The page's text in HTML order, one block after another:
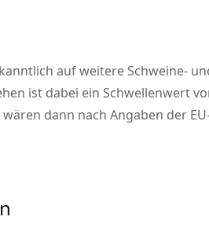
auf weitere Schweine-
ist dabei ein Schwellenwert
dann nach Angaben der